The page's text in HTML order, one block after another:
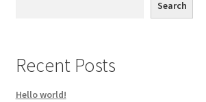
Search
Recent Posts
Hello world!